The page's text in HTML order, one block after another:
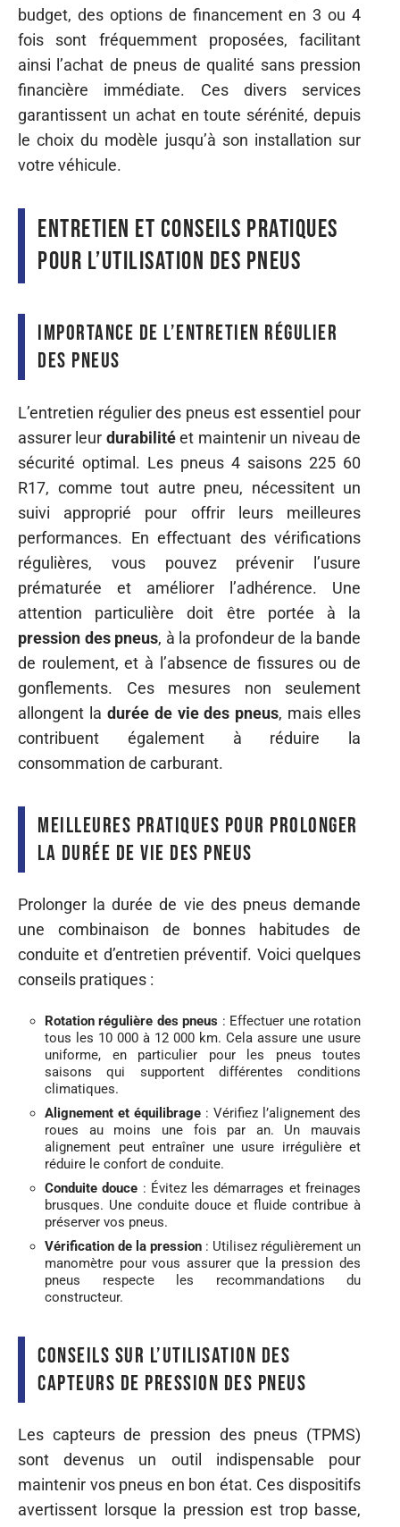
budget, des options de financement en 3 ou 4
fois sont fréquemment proposées, facilitant
ainsi l’achat de pneus de qualité sans pression
financière immédiate. Ces divers services
garantissent un achat en toute sérénité, depuis
le choix du modèle jusqu’à son installation sur
votre véhicule.
Entretien et conseils pratiques
pour l’utilisation des pneus
Importance de l’entretien régulier
des pneus
L’entretien régulier des pneus est essentiel pour
assurer leur durabilitéet maintenir un niveau de
sécurité optimal. Les pneus 4 saisons 225 60
R17, comme tout autre pneu, nécessitent un
suivi approprié pour offrir leurs meilleures
performances. En effectuant des vérifications
régulières, vous pouvez prévenir l’usure
prématurée et améliorer l’adhérence. Une
attention particulière doit être portée à la
pression des pneus, à la profondeur de la bande
de roulement, et à l’absence de fissures ou de
gonflements. Ces mesures non seulement
allongent la durée de vie des pneus, mais elles
contribuent également à réduire la
consommation de carburant.
Meilleures pratiques pour prolonger
la durée de vie des pneus
Prolonger la durée de vie des pneus demande
une combinaison de bonnes habitudes de
conduite et d’entretien préventif. Voici quelques
conseils pratiques :
Rotation régulière des pneus : Effectuer une rotation
tous les 10 000 à 12 000 km. Cela assure une usure
uniforme, en particulier pour les pneus toutes
saisons qui supportent différentes conditions
climatiques.
Alignement et équilibrage : Vérifiez l’alignement des
roues au moins une fois par an. Un mauvais
alignement peut entraîner une usure irrégulière et
réduire le confort de conduite.
Conduite douce : Évitez les démarrages et freinages
brusques. Une conduite douce et fluide contribue à
préserver vos pneus.
Vérification de la pression : Utilisez régulièrement un
manomètre pour vous assurer que la pression des
pneus respecte les recommandations du
constructeur.
Conseils sur l’utilisation des
capteurs de pression des pneus
Les capteurs de pression des pneus (TPMS)
sont devenus un outil indispensable pour
maintenir vos pneus en bon état. Ces dispositifs
avertissent lorsque la pression est trop basse,